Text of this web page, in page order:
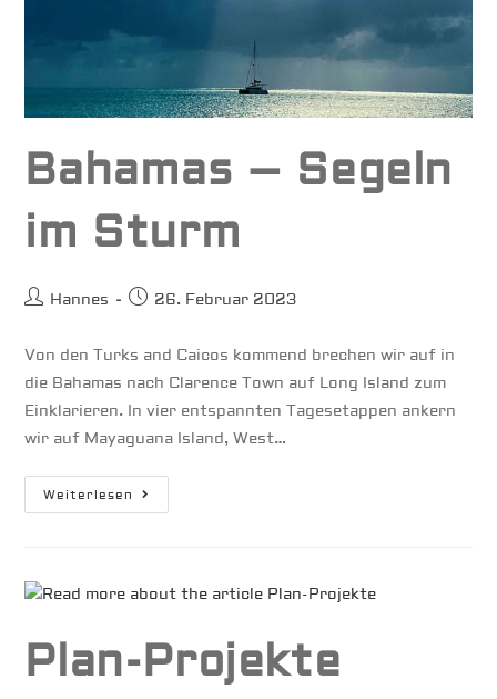
Bahamas – Segeln
im Sturm
Beitrags-
Hannes
Beitrag
26. Februar 2023
Von den Turks and Caicos kommend brechen wir auf in
die Bahamas nach Clarence Town auf Long Island zum
Einklarieren. In vier entspannten Tagesetappen ankern
wir auf Mayaguana Island, West…
Weiterlesen Bahamas
–
Plan-Projekte